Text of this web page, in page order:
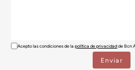
Acepto las condiciones de lapolítica de privacidadde Bcn